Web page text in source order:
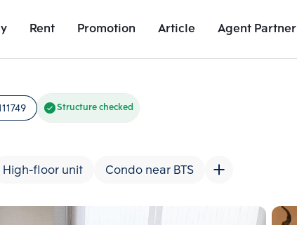
Rent Promotion Article Agent Partner
Unit Details
Structure checked
High-floor unit Condo near BTS